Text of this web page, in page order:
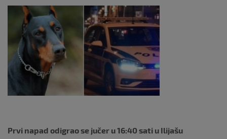
Prvi napad odigrao se jučer u 16:40 sati u Ilijašu